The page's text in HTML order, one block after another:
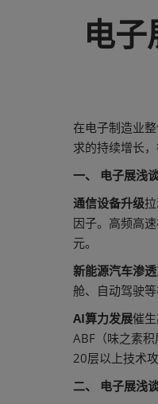
电
在电子制造业
求的持续增长
一、 电子展浅
通信设备升级
因子。高频高
元。
新能源汽车渗透
舱、自动驾驶
AI算力发展催
ABF（味之素
20层以上技术攻
二、 电子展浅